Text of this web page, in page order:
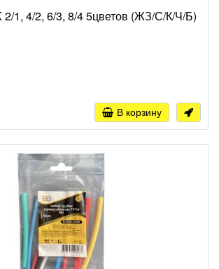
1, 4/2, 6/3, 8/4 5цветов (ЖЗ/С/К/Ч/Б)
В корзину